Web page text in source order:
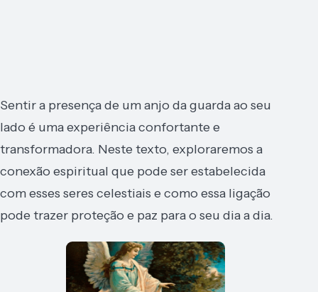
Sentir a presença de um anjo da guarda ao seu
lado é uma experiência confortante e
transformadora. Neste texto, exploraremos a
conexão espiritual que pode ser estabelecida
com esses seres celestiais e como essa ligação
pode trazer proteção e paz para o seu dia a dia.